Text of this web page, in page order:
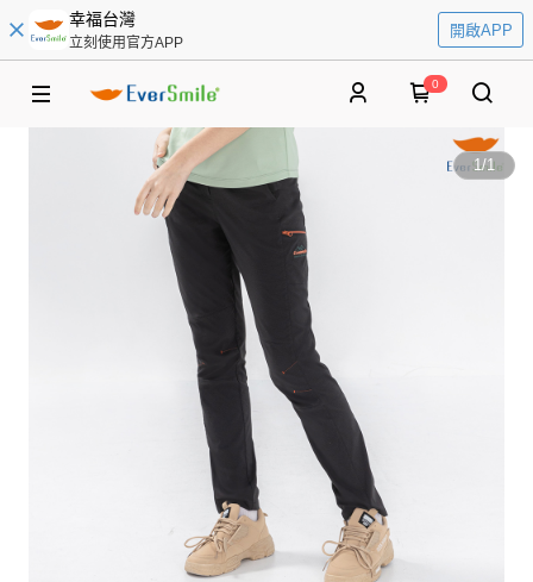
幸福台灣
立刻使用官方APP
開啟APP
0
1/1